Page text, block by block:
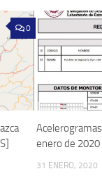
0
enero de 2020
31 ENERO, 2020